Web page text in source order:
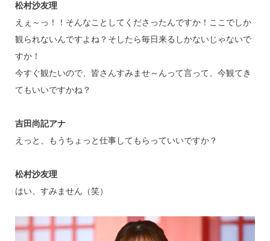
松村沙友理
えぇ～っ！！そんなことしてくださったんですか！ここでしか
観られないんですよね？そしたら毎日来るしかないじゃないで
すか！
今すぐ観たいので、皆さんすみませ～んって言って、今観てき
てもいいですかね？
吉田尚記アナ
えっと、もうちょっと仕事してもらっていいですか？
松村沙友理
はい、すみません（笑）